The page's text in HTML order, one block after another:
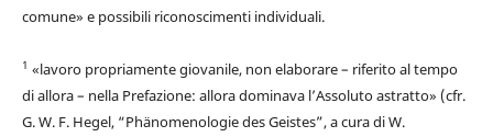
comune» e possibili riconoscimenti individuali.
1 «lavoro propriamente giovanile, non elaborare – riferito al tempo
di allora – nella Prefazione: allora dominava l’Assoluto astratto» (cfr.
G. W. F. Hegel, “Phänomenologie des Geistes”, a cura di W.